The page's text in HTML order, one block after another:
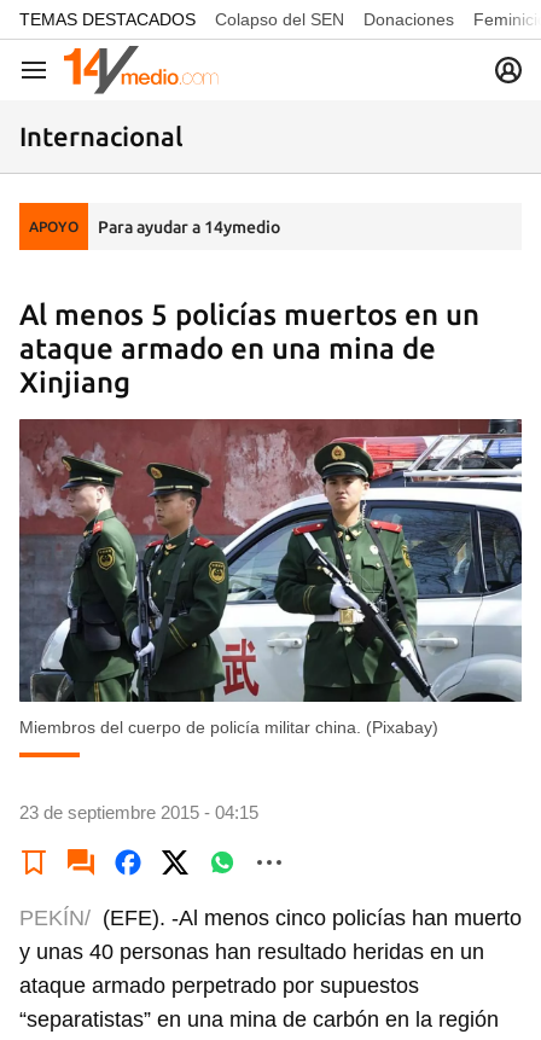
common.go-to-content
TEMAS DESTACADOS Colapso del SEN Donaciones
Navegación
Internacional
APOYO Para ayudar a 14ymedio
Al menos 5 policías muertos en un
ataque armado en una mina de
Xinjiang
Miembros del cuerpo de policía militar china. (Pixabay)
23 de septiembre 2015 - 04:15
PEKÍN/ (EFE). -Al menos cinco policías han muerto
y unas 40 personas han resultado heridas en un
ataque armado perpetrado por supuestos
“separatistas” en una mina de carbón en la región